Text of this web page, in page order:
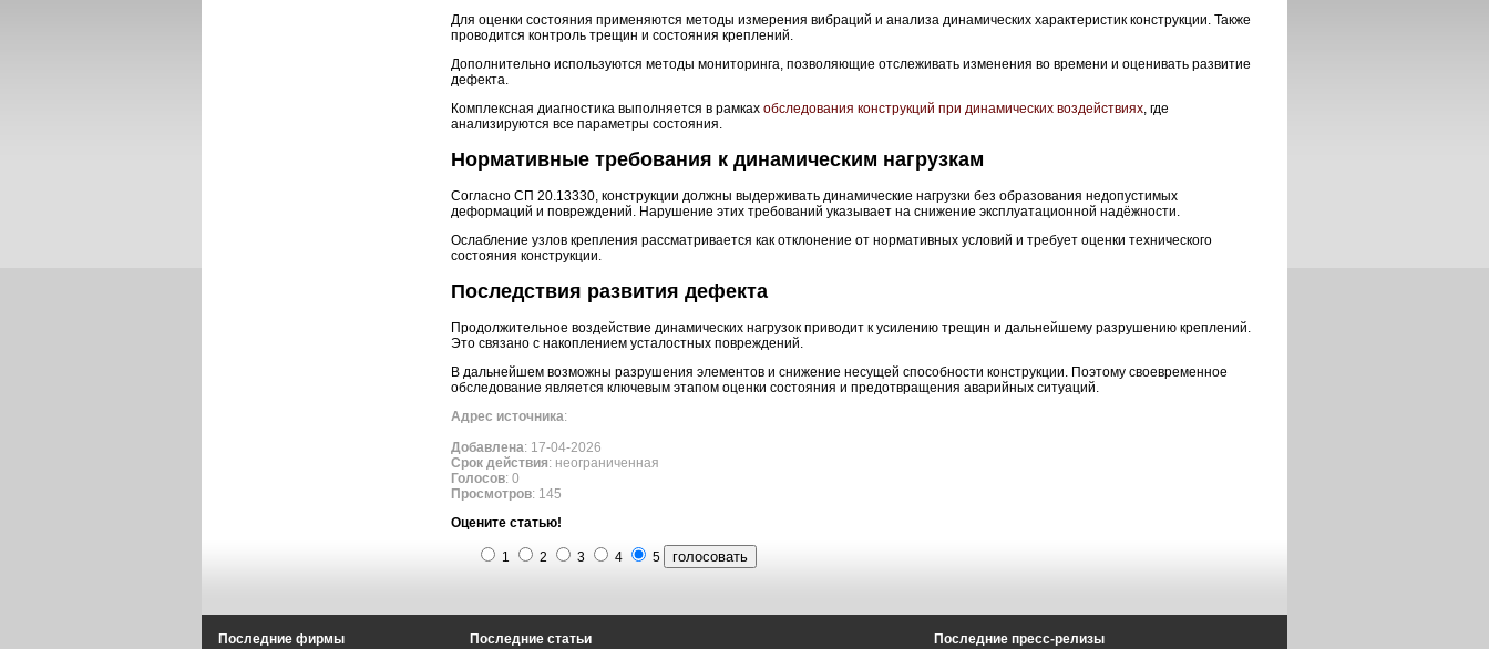
Для оценки состояния применяются методы измерения вибраций и анализа динамических характеристик конструкции. Также
проводится контроль трещин и состояния креплений.
Дополнительно используются методы мониторинга, позволяющие отслеживать изменения во времени и оценивать развитие
дефекта.
Комплексная диагностика выполняется в рамках обследования конструкций при динамических воздействиях, где
анализируются все параметры состояния.
Нормативные требования к динамическим нагрузкам
Согласно СП 20.13330, конструкции должны выдерживать динамические нагрузки без образования недопустимых
деформаций и повреждений. Нарушение этих требований указывает на снижение эксплуатационной надёжности.
Ослабление узлов крепления рассматривается как отклонение от нормативных условий и требует оценки технического
состояния конструкции.
Последствия развития дефекта
Продолжительное воздействие динамических нагрузок приводит к усилению трещин и дальнейшему разрушению креплений.
Это связано с накоплением усталостных повреждений.
В дальнейшем возможны разрушения элементов и снижение несущей способности конструкции. Поэтому своевременное
обследование является ключевым этапом оценки состояния и предотвращения аварийных ситуаций.
Адрес источника:
Добавлена: 17-04-2026
Срок действия: неограниченная
Голосов: 0
Просмотров: 145
Оцените статью!
1 2 3 4 5
Последние фирмы Последние статьи Последние пресс-релизы